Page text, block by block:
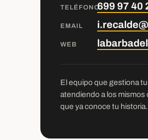
TELÉFONO699 97 40
EMAIL
WEB
El equipo que gestiona
atendiendo a los
que ya conoce tu historia.